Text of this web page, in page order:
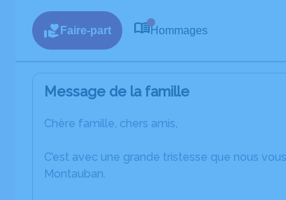
Faire-part Hommages
Message de la famille
Chère famille, chers amis,
C’est avec une grande tristesse que nous
Montauban.